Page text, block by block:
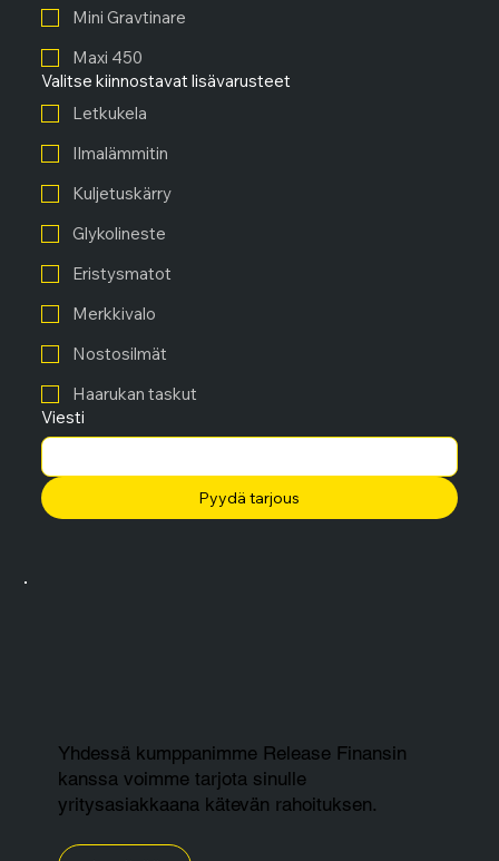
Mini Gravtinare
Maxi 450
Valitse kiinnostavat lisävarusteet
Letkukela
Ilmalämmitin
Kuljetuskärry
Glykolineste
Eristysmatot
Merkkivalo
Nostosilmät
Haarukan taskut
Viesti
Pyydä tarjous
Yhdessä kumppanimme Release Finansin
kanssa voimme tarjota sinulle
yritysasiakkaana kätevän rahoituksen.